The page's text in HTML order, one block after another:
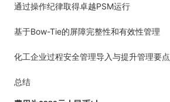
通过操作纪律取得卓越PSM运行
基于Bow-Tie的屏障完整性和有效性管理
化工企业过程安全管理导入与提升管理要点
总结